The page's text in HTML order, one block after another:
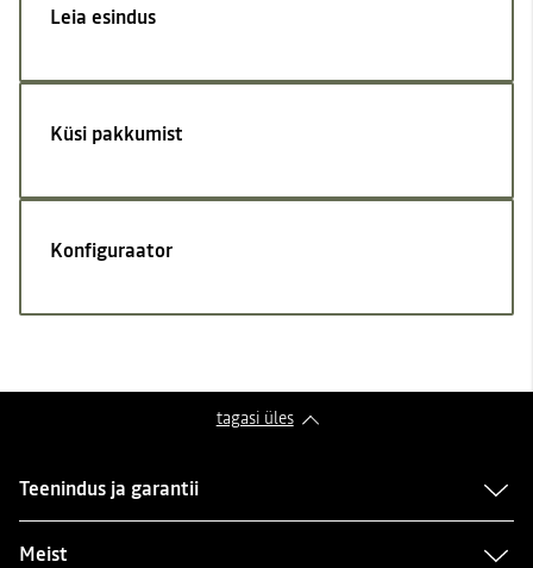
Leia esindus
Küsi pakkumist
Konfiguraator
tagasi üles
Teenindus ja garantii
Meist